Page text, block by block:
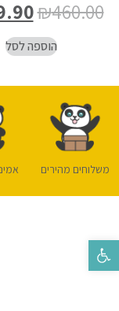
פתח סרגל נגישות
₪460.00
הוספה לסל
משלוחים מהירים